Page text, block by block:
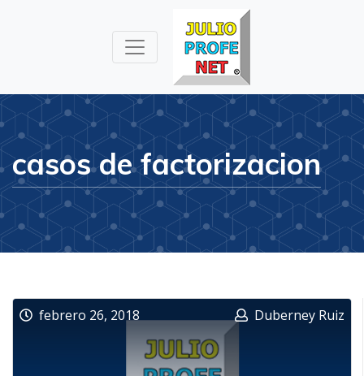
Física
casos de factorizacion
febrero 26, 2018 Duberney Ruiz